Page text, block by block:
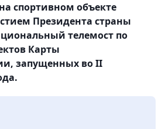
спортивном объекте
Президента страны
телемост по
Карты
запущенных во II